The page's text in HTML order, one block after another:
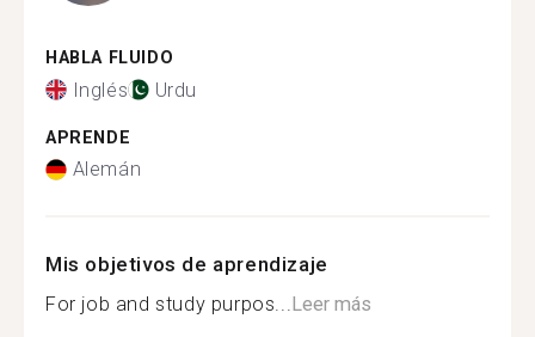
HABLA FLUIDO
Inglés Urdu
APRENDE
Alemán
Mis objetivos de aprendizaje
For job and study purpos...Leer más